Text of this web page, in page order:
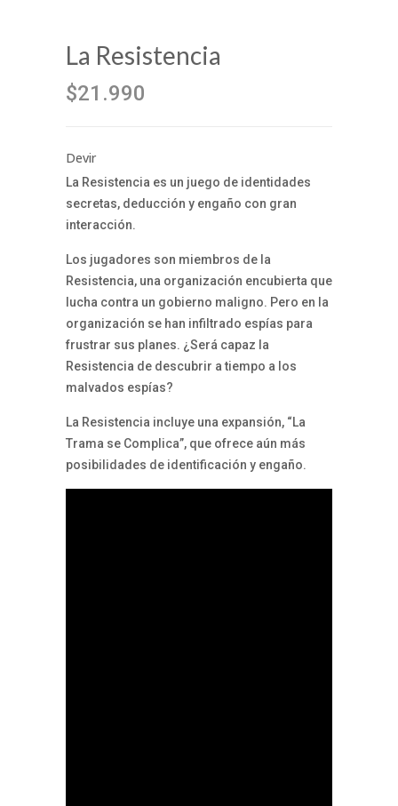
La Resistencia
$21.990
Devir
La Resistencia es un juego de identidades
secretas, deducción y engaño con gran
interacción.
Los jugadores son miembros de la
Resistencia, una organización encubierta que
lucha contra un gobierno maligno. Pero en la
organización se han infiltrado espías para
frustrar sus planes. ¿Será capaz la
Resistencia de descubrir a tiempo a los
malvados espías?
La Resistencia incluye una expansión, “La
Trama se Complica”, que ofrece aún más
posibilidades de identificación y engaño.